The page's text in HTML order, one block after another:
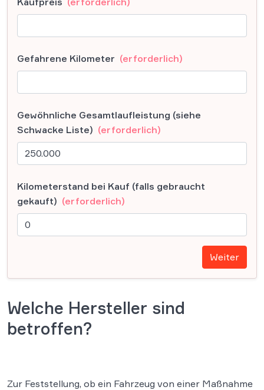
Gefahrene Kilometer (erforderlich)
Gewöhnliche Gesamtlaufleistung (siehe
Schwacke Liste) (erforderlich)
Kilometerstand bei Kauf (falls gebraucht
gekauft) (erforderlich)
Weiter
Welche Hersteller sind
betroffen?
Zur Feststellung, ob ein Fahrzeug von einer Maßnahme